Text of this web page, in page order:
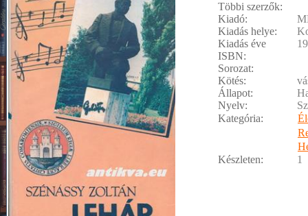
Többi szerzők:
Kiadó:
Kiadás helye:
Kiadás éve
ISBN:
Sorozat:
Kötés:
Állapot:
Nyelv:
Kategória:
Készleten:
1